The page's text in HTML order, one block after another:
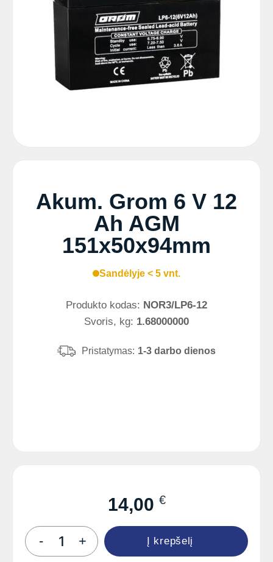
Akum. Grom 6 V 12
Ah AGM
151x50x94mm
Sandėlyje < 5 vnt.
Produkto kodas: NOR3/LP6-12
Svoris, kg: 1.68000000
Pristatymas: 1-3 darbo dienos
14,00 €
-
produkto
kiekis:
Akum.
+ Į krepšelį